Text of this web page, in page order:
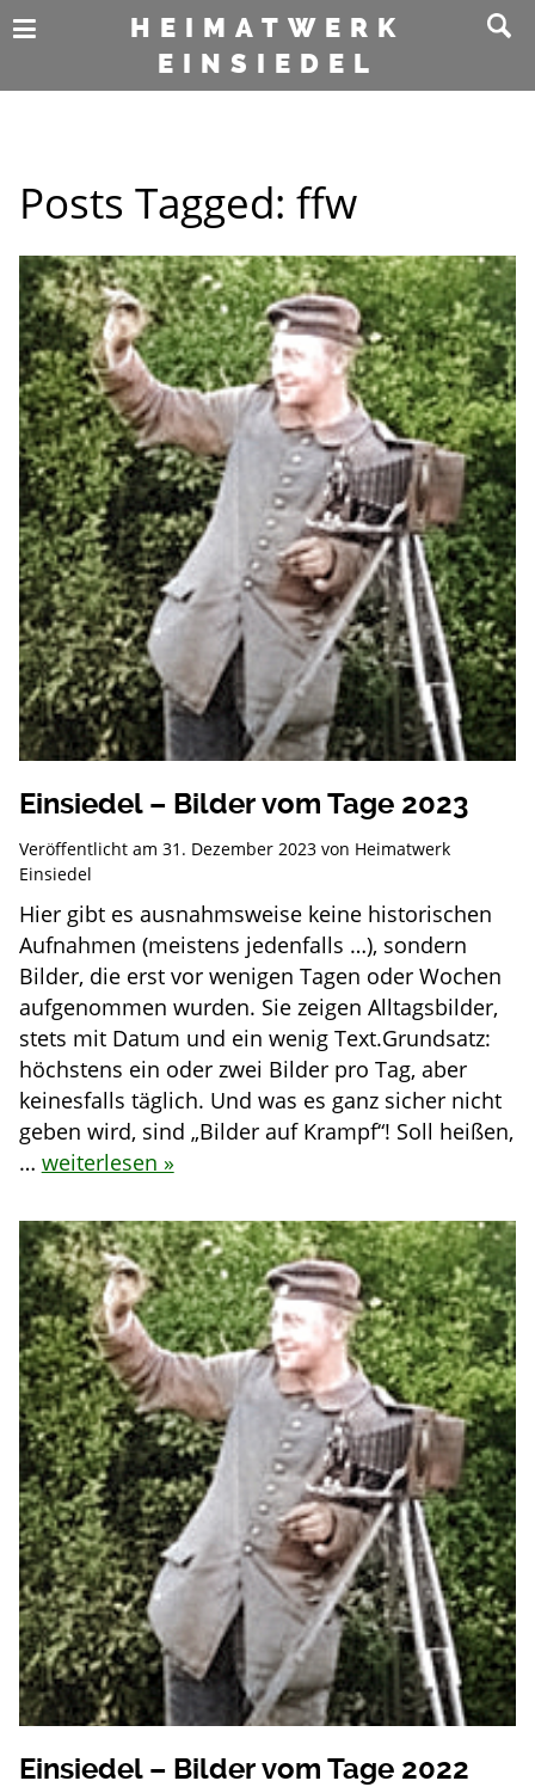
HEIMATWERK
EINSIEDEL
Posts Tagged: ffw
Einsiedel – Bilder vom Tage 2023
Veröffentlicht am 31. Dezember 2023von Heimatwerk
Einsiedel
Hier gibt es ausnahmsweise keine historischen
Aufnahmen (meistens jedenfalls …), sondern
Bilder, die erst vor wenigen Tagen oder Wochen
aufgenommen wurden. Sie zeigen Alltagsbilder,
stets mit Datum und ein wenig Text.Grundsatz:
höchstens ein oder zwei Bilder pro Tag, aber
keinesfalls täglich. Und was es ganz sicher nicht
geben wird, sind „Bilder auf Krampf“! Soll heißen,
… weiterlesen »
Einsiedel – Bilder vom Tage 2022